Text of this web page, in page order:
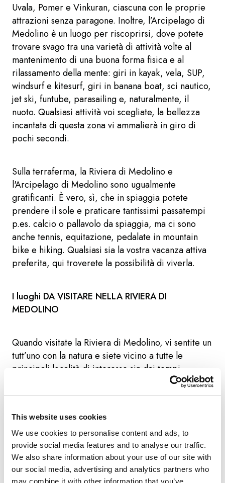
This website uses cookies
We use cookies to personalise content and ads, to
provide social media features and to analyse our traffic.
We also share information about your use of our site with
our social media, advertising and analytics partners who
may combine it with other information that you’ve
Uvala, Pomer e Vinkuran, ciascuna con le proprie
attrazioni senza paragone. Inoltre, l’Arcipelago di
Medolino è un luogo per riscoprirsi, dove potete
trovare svago tra una varietà di attività volte al
mantenimento di una buona forma fisica e al
rilassamento della mente: giri in kayak, vela, SUP,
windsurf e kitesurf, giri in banana boat, sci nautico,
jet ski, funtube, parasailing e, naturalmente, il
nuoto. Qualsiasi attività voi scegliate, la bellezza
incantata di questa zona vi ammalierà in giro di
pochi secondi.
Sulla terraferma, la Riviera di Medolino e
l'Arcipelago di Medolino sono ugualmente
gratificanti. È vero, sì, che in spiaggia potete
prendere il sole e praticare tantissimi passatempi
p.es. calcio o pallavolo da spiaggia, ma ci sono
anche tennis, equitazione, pedalate in mountain
bike e hiking. Qualsiasi sia la vostra vacanza attiva
preferita, qui troverete la possibilità di viverla.
I luoghi DA VISITARE NELLA RIVIERA DI
MEDOLINO
Quando visitate la Riviera di Medolino, vi sentite un
tutt’uno con la natura e siete vicino a tutte le
principali località di interesse sin dai tempi
Medolino, la cosiddetta “terra magica,” in
passato era un villaggio di pescatori, ma oggi
attrae migliaia di turisti ogni anno. La spiaggia
Bijeca a Medolino è preferita dalle famiglie con
bambini, eppure la distesa di sabbia lunga un